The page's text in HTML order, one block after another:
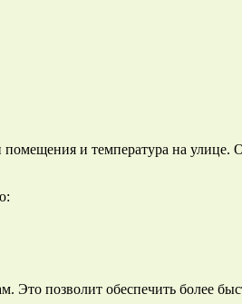
и температура на улице.
Это позволит обеспечить более